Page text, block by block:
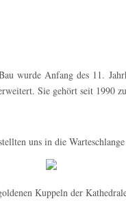
wurde Anfang des 11.
Sie gehört seit 1990
uns in die
Kuppeln der